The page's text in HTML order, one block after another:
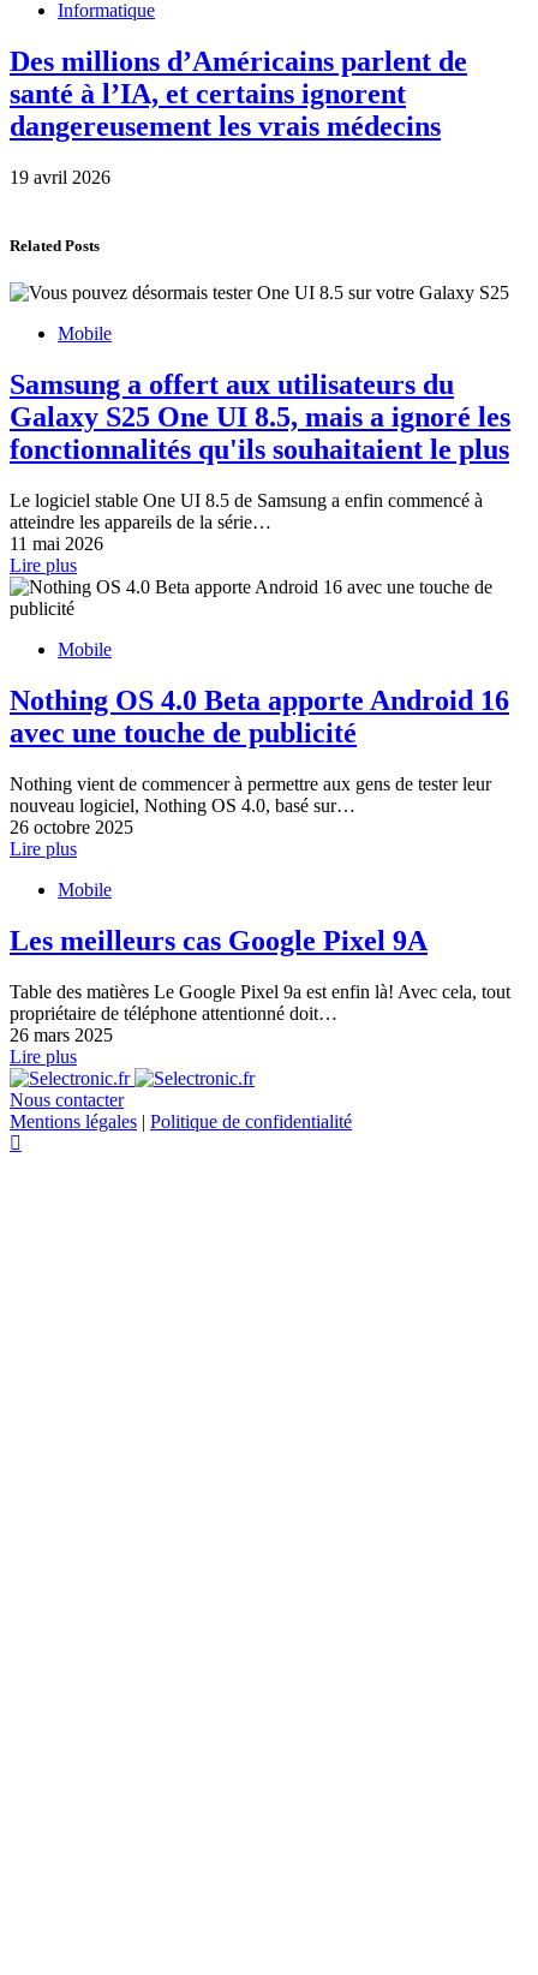
Informatique
Des millions d’Américains parlent de
santé à l’IA, et certains ignorent
dangereusement les vrais médecins
19 avril 2026
Related Posts
Mobile
Samsung a offert aux utilisateurs du
Galaxy S25 One UI 8.5, mais a ignoré les
fonctionnalités qu'ils souhaitaient le plus
Le logiciel stable One UI 8.5 de Samsung a enfin commencé à
atteindre les appareils de la série…
11 mai 2026
Lire plus
Mobile
Nothing OS 4.0 Beta apporte Android 16
avec une touche de publicité
Nothing vient de commencer à permettre aux gens de tester leur
nouveau logiciel, Nothing OS 4.0, basé sur…
26 octobre 2025
Lire plus
Mobile
Les meilleurs cas Google Pixel 9A
Table des matières Le Google Pixel 9a est enfin là! Avec cela, tout
propriétaire de téléphone attentionné doit…
26 mars 2025
Lire plus
Nous contacter
Mentions légales | Politique de confidentialité